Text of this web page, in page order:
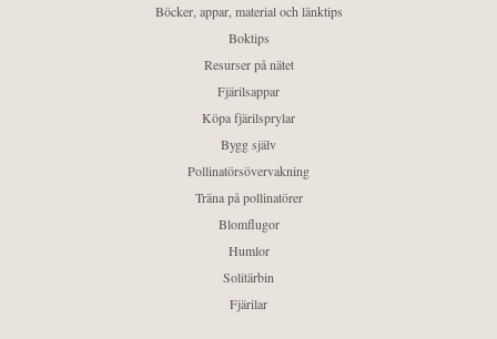
Böcker, appar, material och länktips
Boktips
Resurser på nätet
Fjärilsappar
Köpa fjärilsprylar
Bygg själv
Pollinatörsövervakning
Träna på pollinatörer
Blomflugor
Humlor
Solitärbin
Fjärilar